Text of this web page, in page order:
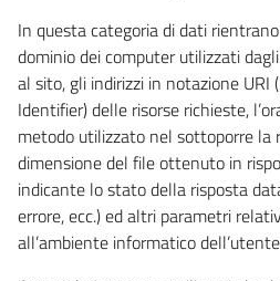
In questa categoria di dati
dominio dei computer utilizzati
al sito, gli indirizzi in notazione URI
Identifier) delle risorse richieste,
metodo utilizzato nel sottoporre la
dimensione del file ottenuto in
indicante lo stato della risposta
errore, ecc.) ed altri parametri
all’ambiente informatico